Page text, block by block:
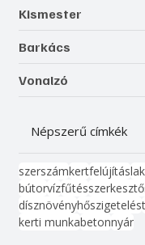
Kismester
Barkács
Vonalzó
Népszerű címkék
szerszámkertfelújítás
bútorvízfűtés
dísznövényhőszigetelés
kerti munkabetonnyár